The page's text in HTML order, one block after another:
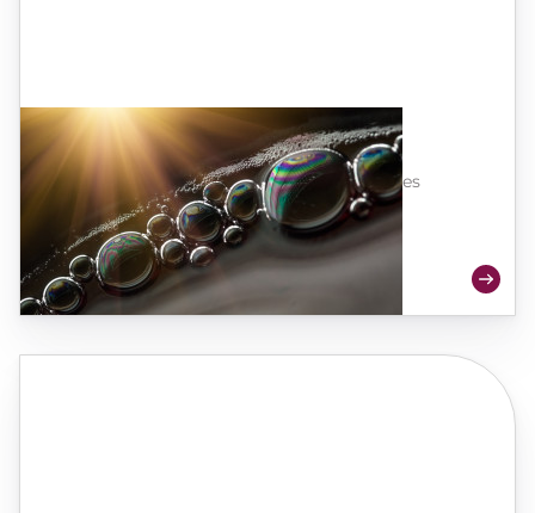
Cliquage para las levaduras
La cantidad de oxígeno que añade al vino es
importante, pero la velocidad a la que se
administra es igual de crucial.